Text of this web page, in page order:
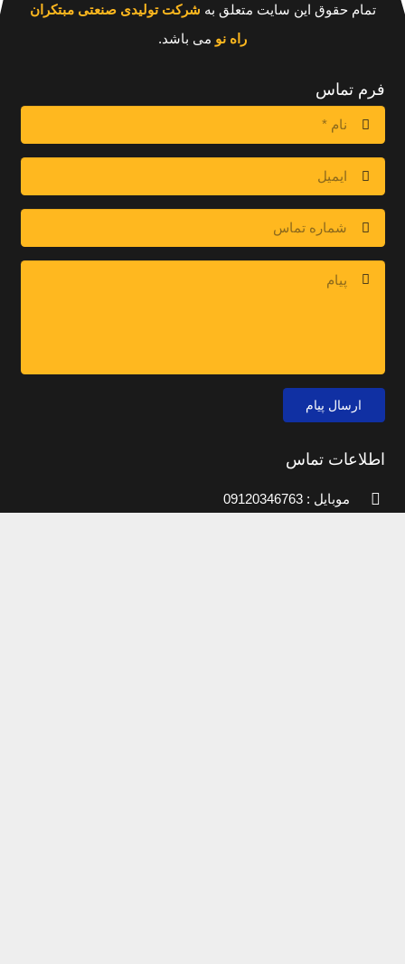
تمام حقوق این سایت متعلق به شرکت تولیدی صنعتی مبتکران
راه نو می باشد.
فرم تماس
ارسال پیام
اطلاعات تماس
موبایل : 09120346763